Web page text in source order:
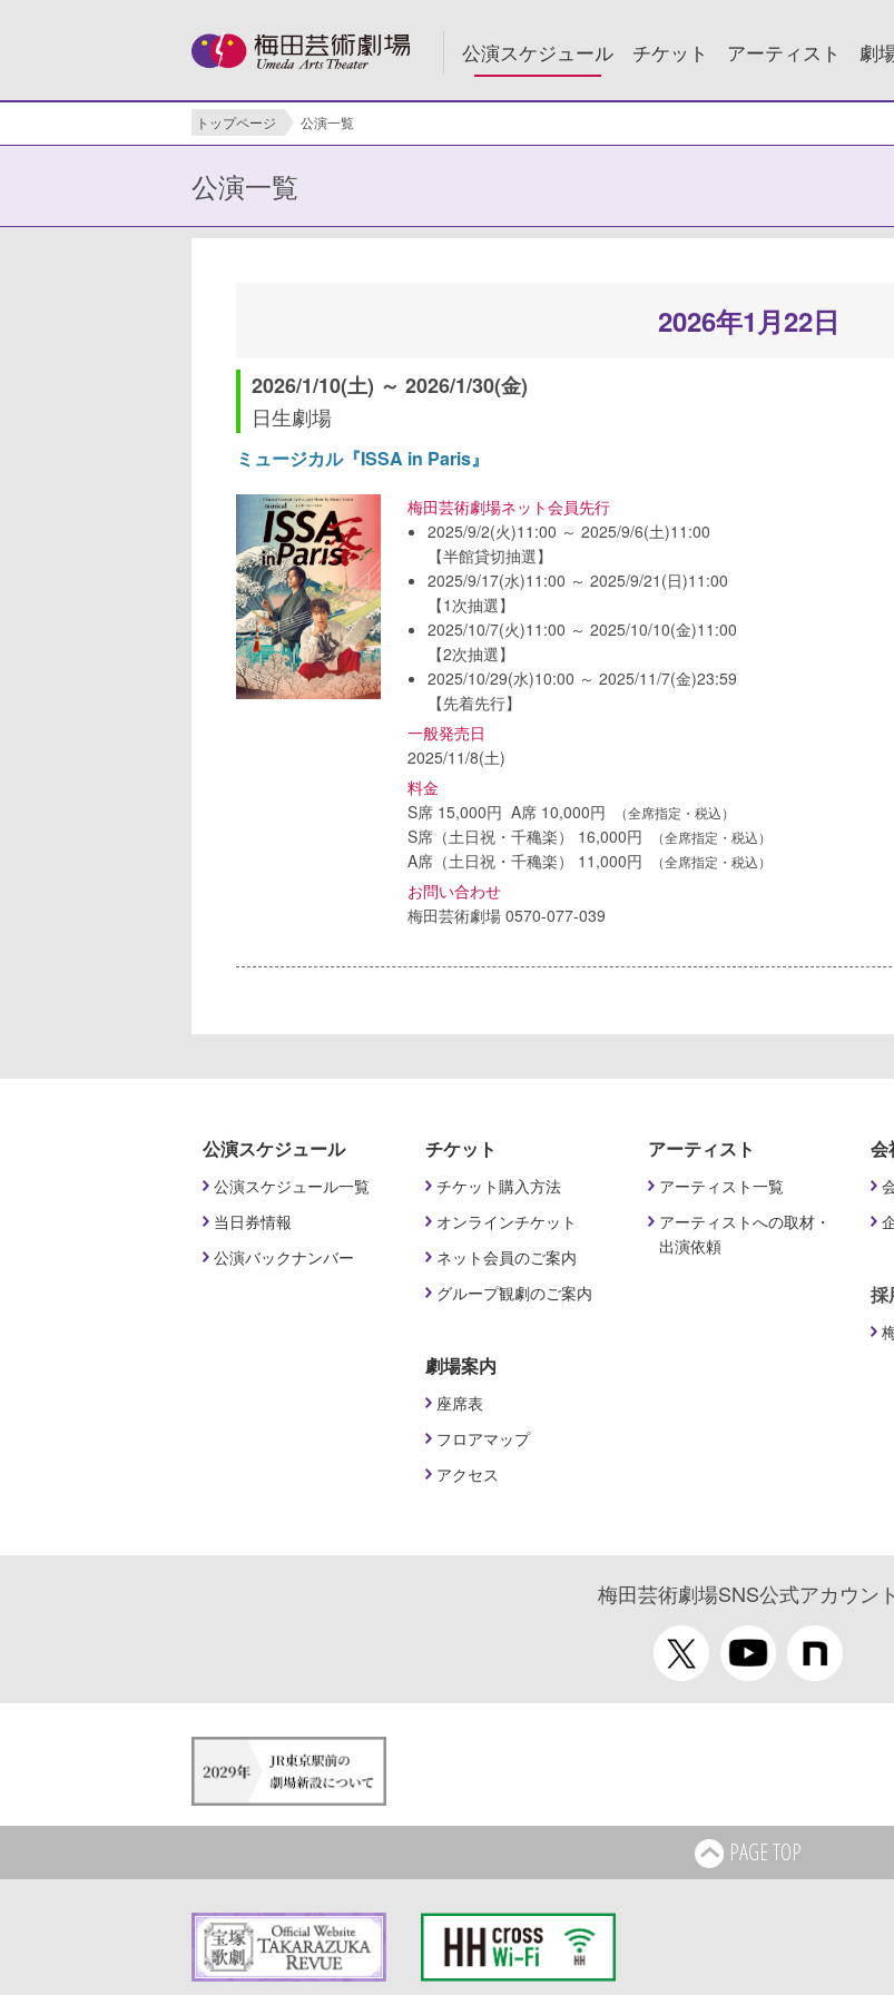
公演スケジュール チケット アーティスト 劇
トップページ 公演一覧
公演一覧
2026年1月22日
2026/1/10(土) ～ 2026/1/30(金)
日生劇場
ミュージカル『ISSA in Paris』
梅田芸術劇場ネット会員先行
2025/9/2(火)11:00 ～ 2025/9/6(土)11:00
【半館貸切抽選】
2025/9/17(水)11:00 ～ 2025/9/21(日)11:00
【1次抽選】
2025/10/7(火)11:00 ～ 2025/10/10(金)11:00
【2次抽選】
2025/10/29(水)10:00 ～ 2025/11/7(金)23:59
【先着先行】
一般発売日
2025/11/8(土)
料金
S席 15,000円 A席 10,000円
（全席指定・税込）
S席（土日祝・千穐楽） 16,000円 （全席指定・税込）
A席（土日祝・千穐楽） 11,000円 （全席指定・税込）
お問い合わせ
梅田芸術劇場 0570-077-039
公演スケジュール
公演スケジュール一覧
当日券情報
公演バックナンバー
チケット
チケット購入方法
オンラインチケット
ネット会員のご案内
グループ観劇のご案内
劇場案内
座席表
フロアマップ
アクセス
アーティスト
アーティスト一覧
アーティストへの取材・
出演依頼
会
採
梅田芸術劇場SNS公式アカウント
PAGE TOP